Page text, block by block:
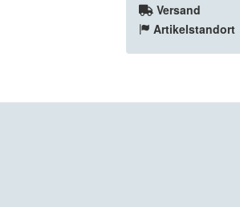
Versand
Artikelstandort